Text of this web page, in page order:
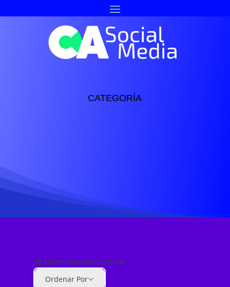
CATEGORÍA
28Elementos encontrados
Ordenar Por